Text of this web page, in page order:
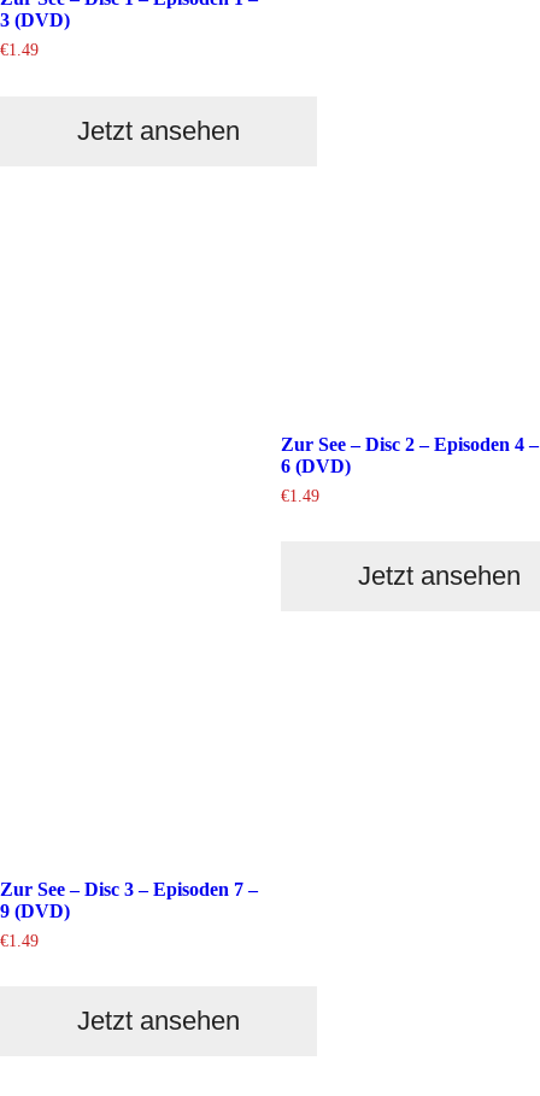
3 (DVD)
€1.49
Jetzt ansehen
Zur See – Disc 2 – Episoden 4 –
6 (DVD)
€1.49
Jetzt ansehen
Zur See – Disc 3 – Episoden 7 –
9 (DVD)
€1.49
Jetzt ansehen